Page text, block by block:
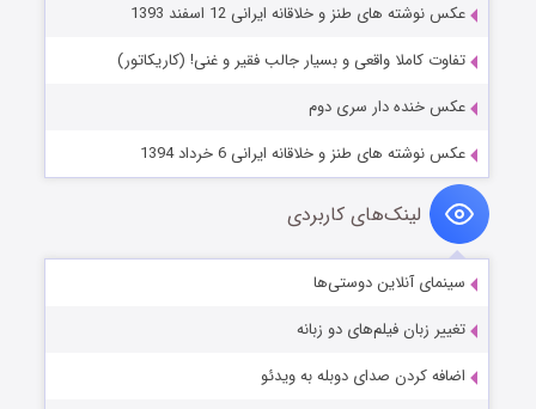
عکس نوشته های طنز و خلاقانه ایرانی 12 اسفند 1393
تفاوت کاملا واقعی و بسیار جالب فقیر و غنی! (کاریکاتور)
عکس خنده دار سری دوم
عکس نوشته های طنز و خلاقانه ایرانی 6 خرداد 1394
لینک‌های کاربردی
سینمای آنلاین دوستی‌ها
تغییر زبان فیلم‌های دو زبانه
اضافه کردن صدای دوبله به ویدئو